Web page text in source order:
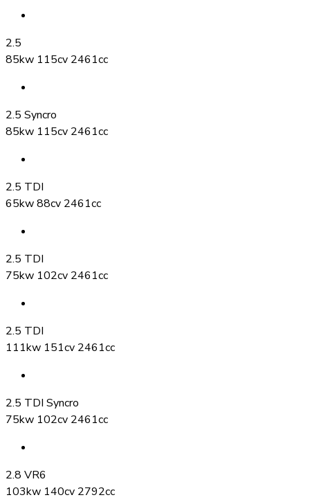
2.5
85kw 115cv 2461cc
2.5 Syncro
85kw 115cv 2461cc
2.5 TDI
65kw 88cv 2461cc
2.5 TDI
75kw 102cv 2461cc
2.5 TDI
111kw 151cv 2461cc
2.5 TDI Syncro
75kw 102cv 2461cc
2.8 VR6
103kw 140cv 2792cc